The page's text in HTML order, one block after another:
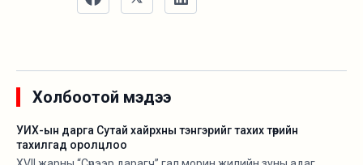
Холбоотой мэдээ
УИХ-ын дарга Сутай хайрхны тэнгэрийг тахих төрийн
тахилгад оролцлоо